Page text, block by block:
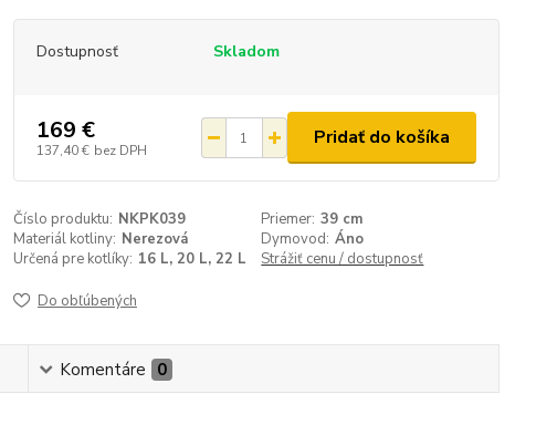
Dostupnosť Skladom
169 €
137,40 € bez DPH
Pridať do košíka
Číslo produktu: NKPK039 Priemer: 39 cm
Materiál kotliny: Nerezová Dymovod: Áno
Určená pre kotlíky: 16 L, 20 L, 22 L Strážiť cenu / dostupnosť
Do obľúbených
Komentáre 0